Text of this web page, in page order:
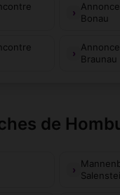
Bonau
Braunau
de